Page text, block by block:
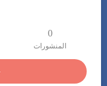
0
المنشورات